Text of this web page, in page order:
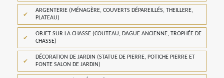
ARGENTERIE (MÉNAGÈRE, COUVERTS DÉPAREILLÉS, THEILLERE,
PLATEAU)
OBJET SUR LA CHASSE (COUTEAU, DAGUE ANCIENNE, TROPHÉE DE
CHASSE)
DÉCORATION DE JARDIN (STATUE DE PIERRE, POTICHE PIERRE ET
FONTE SALON DE JARDIN)